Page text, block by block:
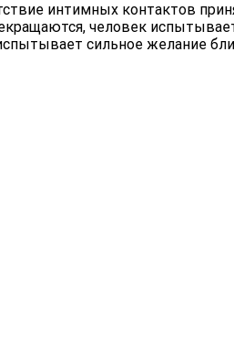
интимных контактов
человек
сильное желание